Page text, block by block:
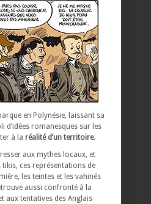
en Polynésie, laissant sa
d’idées romanesques sur les
à la réalité d’un territoire.
aux mythes locaux, et
tikis, ces représentations de
les teintes et les vahinés
aussi confronté à la
aux tentatives des Anglais